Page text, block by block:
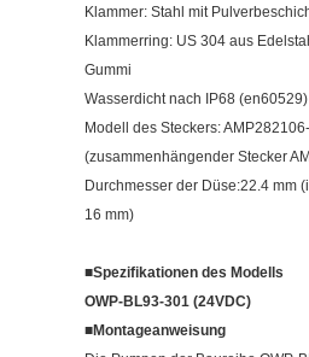
Klammer: Stahl mit
Klammerring: US 304 aus
Gummi
Wasserdicht nach IP68 (en60529)
Modell des Steckers:
(zusammenhängender Stecker
Durchmesser der Düse:22.4 mm
16 mm)
■Spezifikationen des Modells
OWP-BL93-301 (24VDC)
■Montageanweisung